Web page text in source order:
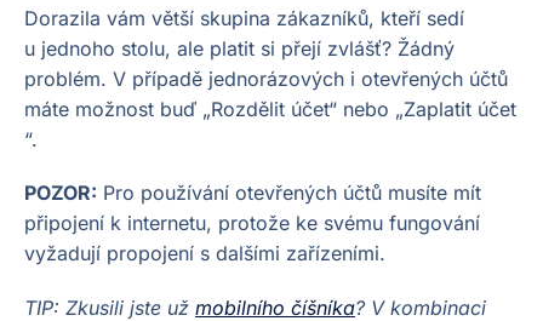
Dorazila vám větší skupina zákazníků, kteří sedí
u jednoho stolu, ale platit si přejí zvlášť? Žádný
problém. V případě jednorázových i otevřených účtů
máte možnost buď „Rozdělit účet“ nebo „Zaplatit účet
“.
POZOR: Pro používání otevřených účtů musíte mít
připojení k internetu, protože ke svému fungování
vyžadují propojení s dalšími zařízeními.
TIP: Zkusili jste už mobilního číšníka? V kombinaci